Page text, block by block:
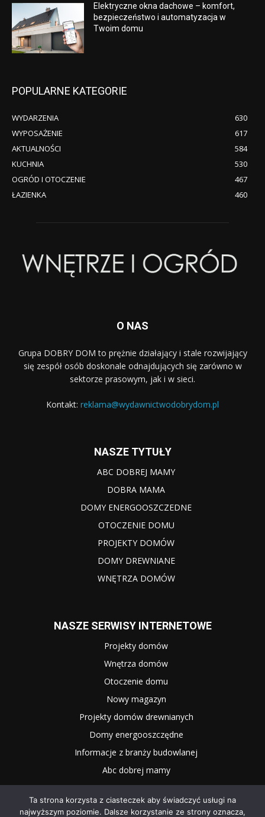
Elektryczne okna dachowe – komfort,
bezpieczeństwo i automatyzacja w
Twoim domu
POPULARNE KATEGORIE
WYDARZENIA
630
WYPOSAŻENIE
617
AKTUALNOŚCI
584
KUCHNIA
530
OGRÓD I OTOCZENIE
467
ŁAZIENKA
460
O NAS
Grupa DOBRY DOM to prężnie działający i stale rozwijający
się zespół osób doskonale odnajdujących się zarówno w
sektorze prasowym, jak i w sieci.
Kontakt: reklama@wydawnictwodobrydom.pl
NASZE TYTUŁY
ABC DOBREJ MAMY
DOBRA MAMA
DOMY ENERGOOSZCZEDNE
OTOCZENIE DOMU
PROJEKTY DOMÓW
DOMY DREWNIANE
WNĘTRZA DOMÓW
NASZE SERWISY INTERNETOWE
Projekty domów
Wnętrza domów
Otoczenie domu
Nowy magazyn
Projekty domów drewnianych
Domy energooszczędne
Informacje z branży budowlanej
Abc dobrej mamy
Ta strona korzysta z ciasteczek aby świadczyć usługi na
najwyższym poziomie. Dalsze korzystanie ze strony oznacza,